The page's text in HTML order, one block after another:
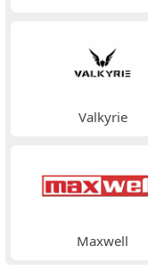
Valkyrie
Maxwell